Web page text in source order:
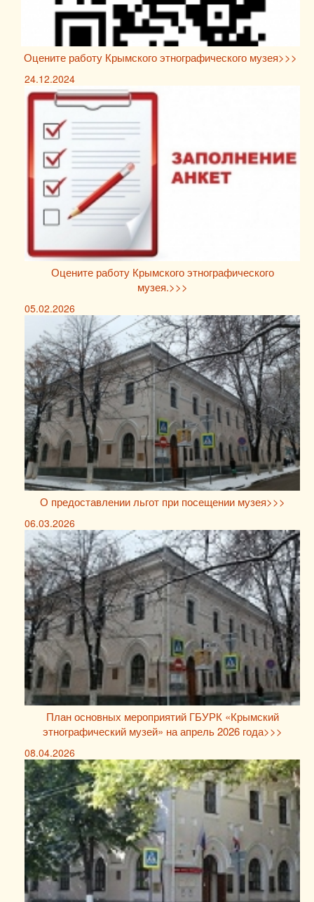
Оцените работу Крымского этнографического музея>>>
24.12.2024
Оцените работу Крымского этнографического
музея.>>>
05.02.2026
О предоставлении льгот при посещении музея>>>
06.03.2026
План основных мероприятий ГБУРК «Крымский
этнографический музей» на апрель 2026 года>>>
08.04.2026